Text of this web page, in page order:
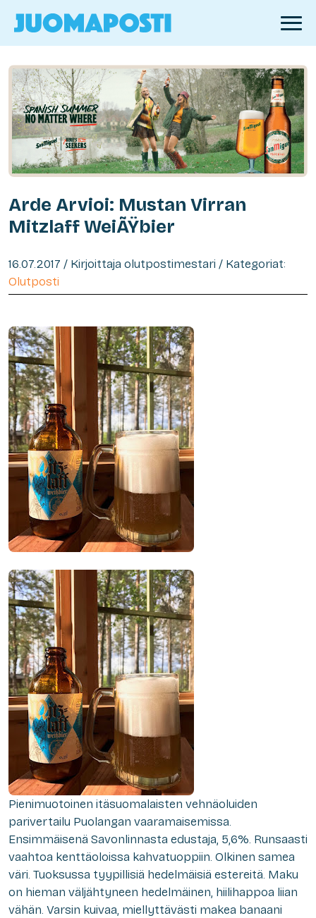
Arde Arvioi: Mustan Virran
Mitzlaff WeiÃŸbier
16.07.2017 / Kirjoittaja olutpostimestari / Kategoriat:
Olutposti
Pienimuotoinen itäsuomalaisten vehnäoluiden
parivertailu Puolangan vaaramaisemissa.
Ensimmäisenä Savonlinnasta edustaja, 5,6%. Runsaasti
vaahtoa kenttäoloissa kahvatuoppiin. Olkinen samea
väri. Tuoksussa tyypillisiä hedelmäisiä estereitä. Maku
on hieman väljähtyneen hedelmäinen, hiilihappoa liian
vähän. Varsin kuivaa, miellyttävästi makea banaani